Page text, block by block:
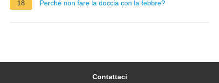
18 Perché non fare la doccia con la febbre?
Contattaci